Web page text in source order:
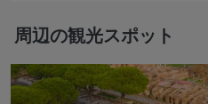
周辺の観光スポット